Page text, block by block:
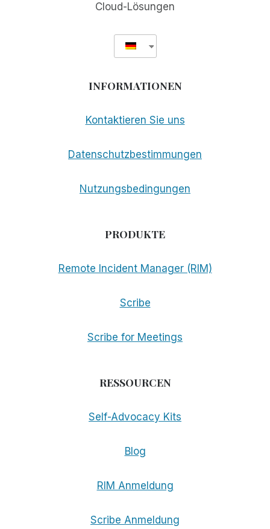
Cloud-Lösungen
INFORMATIONEN
Kontaktieren Sie uns
Datenschutzbestimmungen
Nutzungsbedingungen
PRODUKTE
Remote Incident Manager (RIM)
Scribe
Scribe for Meetings
RESSOURCEN
Self-Advocacy Kits
Blog
RIM Anmeldung
Scribe Anmeldung